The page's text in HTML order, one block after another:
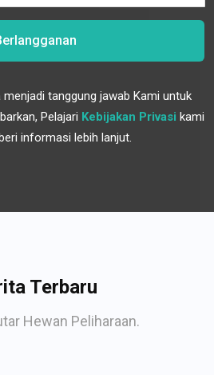
tanggung jawab Kami untuk
Pelajari Kebijakan Privasi kami
informasi lebih lanjut.
Terbaru
Hewan Peliharaan.